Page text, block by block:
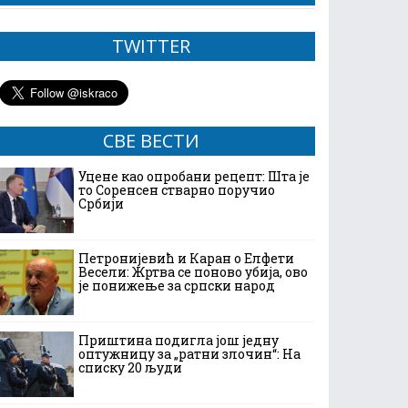
TWITTER
СВЕ ВЕСТИ
Уцене као опробани рецепт: Шта је
то Соренсен стварно поручио
Србији
Петронијевић и Каран о Елфети
Весели: Жртва се поново убија, ово
је понижење за српски народ
Приштина подигла још једну
оптужницу за „ратни злочин“: На
списку 20 људи